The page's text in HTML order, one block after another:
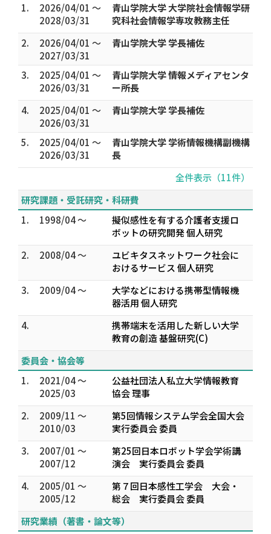
1.
2026/04/01 ～
2028/03/31
青山学院大学 大学院社会情報学研
究科社会情報学専攻教務主任
2.
2026/04/01 ～
2027/03/31
青山学院大学 学長補佐
3.
2025/04/01 ～
2026/03/31
青山学院大学 情報メディアセンタ
ー所長
4.
2025/04/01 ～
2026/03/31
青山学院大学 学長補佐
5.
2025/04/01 ～
2026/03/31
青山学院大学 学術情報機構副機構
長
全件表示（11件）
研究課題・受託研究・科研費
1.
1998/04 ～
擬似感性を有する介護者支援ロ
ボットの研究開発 個人研究
2.
2008/04 ～
ユビキタスネットワーク社会に
おけるサービス 個人研究
3.
2009/04 ～
大学などにおける携帯型情報機
器活用 個人研究
4.
携帯端末を活用した新しい大学
教育の創造 基盤研究(C)
委員会・協会等
1.
2021/04 ～
2025/03
公益社団法人私立大学情報教育
協会 理事
2.
2009/11 ～
2010/03
第5回情報システム学会全国大会
実行委員会 委員
3.
2007/01 ～
2007/12
第25回日本ロボット学会学術講
演会 実行委員会 委員
4.
2005/01 ～
2005/12
第７回日本感性工学会 大会・
総会 実行委員会 委員
研究業績（著書・論文等）